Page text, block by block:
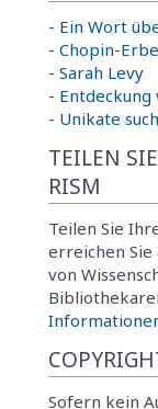
- Ein Wort
- Chopin-
- Sarah Levy
- Entdeckung
- Unikate
TEILEN
RISM
Teilen Sie
erreichen
von
Sofern kein